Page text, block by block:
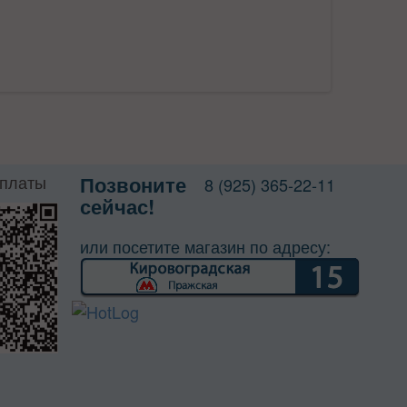
Позвоните
сейчас!
8 (925) 365-22-11
или посетите магазин по адресу: